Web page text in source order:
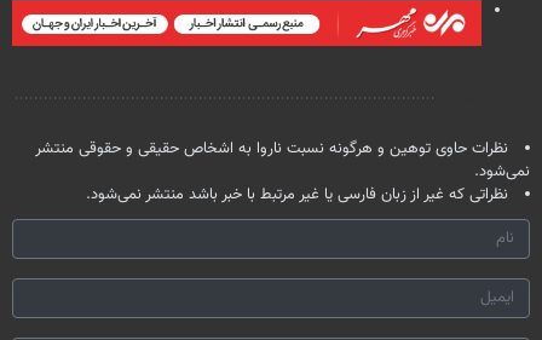
نظرات حاوی توهین و هرگونه نسبت ناروا به اشخاص حقیقی و حقوقی منتشر
نمی‌شود.
نظراتی که غیر از زبان فارسی یا غیر مرتبط با خبر باشد منتشر نمی‌شود.